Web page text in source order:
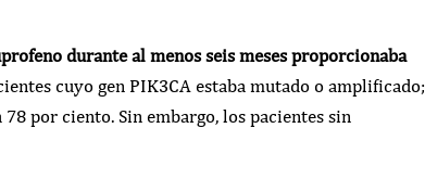
durante al menos seis meses proporcionaba
cuyo gen PIK3CA estaba mutado o amplificado;
por ciento. Sin embargo, los pacientes sin